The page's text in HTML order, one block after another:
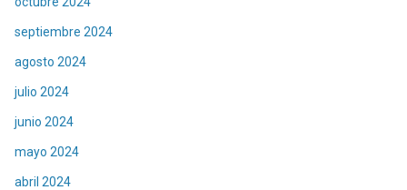
septiembre 2024
agosto 2024
julio 2024
junio 2024
mayo 2024
abril 2024